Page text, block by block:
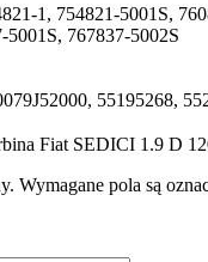
1, 754821-5001S,
5001S, 767837-5002S
55195268,
Fiat SEDICI 1.9 D
Wymagane pola są